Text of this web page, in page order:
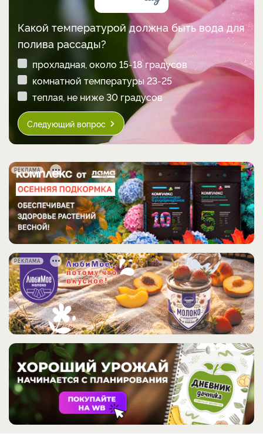
Какой температурой должна быть вода для
полива рассады?
прохладная, около 15-18 градусов
комнатной температуры 23-25
теплая, не ниже 30 градусов
Следующий вопрос
РЕКЛАМА
РЕКЛАМА